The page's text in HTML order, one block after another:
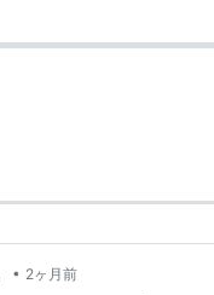
• 2ヶ月前